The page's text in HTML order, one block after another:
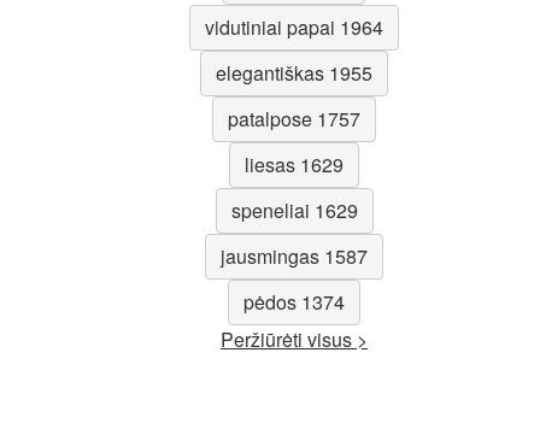
vidutiniai papai 1964
elegantiškas 1955
patalpose 1757
liesas 1629
speneliai 1629
jausmingas 1587
pėdos 1374
Peržiūrėti visus >